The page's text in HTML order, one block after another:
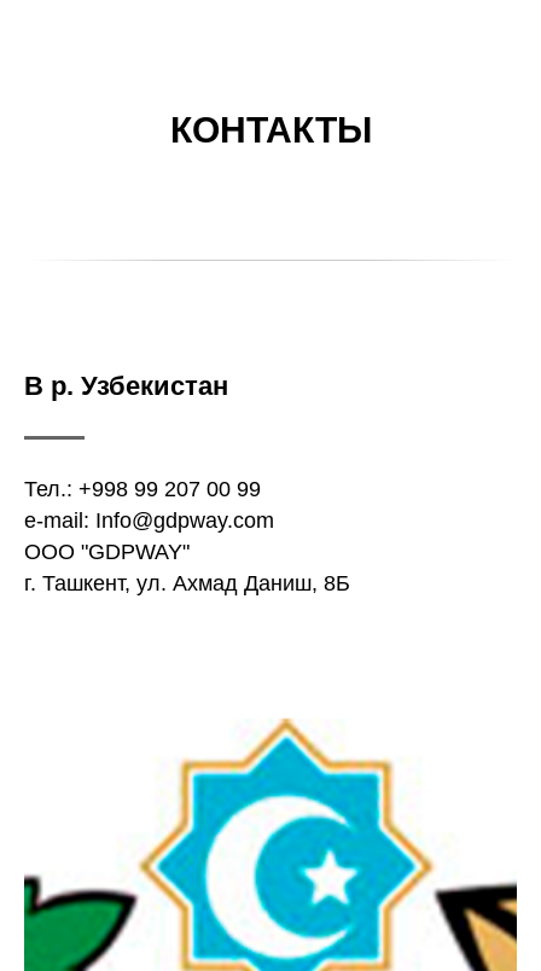
КОНТАКТЫ
В р. Узбекистан
Тел.: +998 99 207 00 99
e-mail: Info@gdpway.com
ООО "GDPWAY"
г. Ташкент, ул. Ахмад Даниш, 8Б